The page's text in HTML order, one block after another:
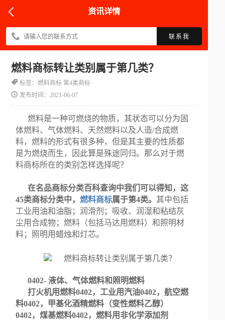
资讯详情
联系我
燃料商标转让类别属于第几类？
标签：燃料商标​ 第4类商标
发布时间：2021-06-07
燃料是一种可燃烧的物质，其状态可以分为固
体燃料、气体燃料、天然燃料以及人造/合成燃
料，燃料的形式有很多种，但是其主要的性质都
是为燃烧而生，因此算是殊途同归。那么对于燃
料商标所在的类别怎样选择呢？
在名品商标分类百科查询中我们可以得知，这
45类商标分类中，燃料商标属于第4类。 其中包括
工业用油和油脂；润滑剂；吸收、润湿和粘结灰
尘用合成物；燃料（包括马达用燃料）和照明材
料；照明用蜡烛和灯芯。
0402- 液体、气体燃料和照明燃料
打火机用燃料0402，工业用汽油0402，航空燃
料0402，甲基化酒精燃料（变性燃料乙醇）
0402，煤基燃料0402，燃料用非化学添加剂